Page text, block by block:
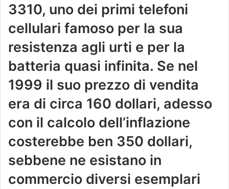
3310, uno dei primi telefoni
cellulari famoso per la sua
resistenza agli urti e per la
batteria quasi infinita. Se nel
1999 il suo prezzo di vendita
era di circa 160 dollari, adesso
con il calcolo dell’inflazione
costerebbe ben 350 dollari,
sebbene ne esistano in
commercio diversi esemplari